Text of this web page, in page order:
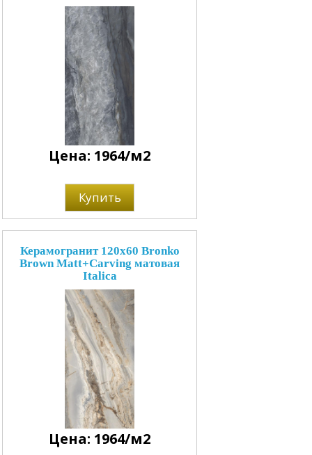
Цена: 1964/м2
Купить
Керамогранит 120x60 Bronko
Brown Matt+Carving матовая
Italica
Цена: 1964/м2